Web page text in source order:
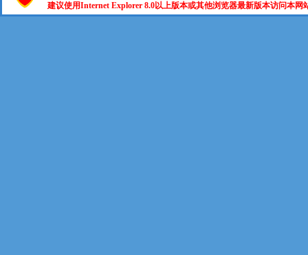
建议使用Internet Explorer 8.0以上版本或其他浏览器最新版本访问本网